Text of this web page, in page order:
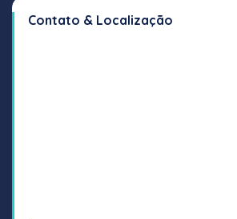
Contato & Localização